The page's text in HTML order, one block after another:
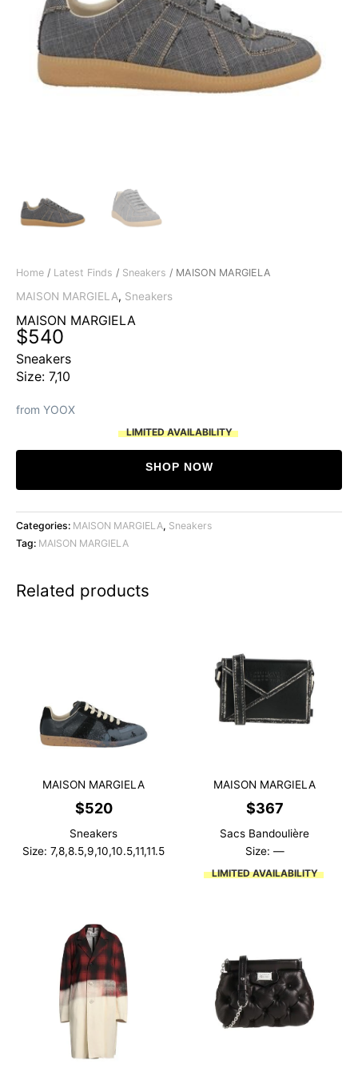
Home / Latest Finds / Sneakers / MAISON MARGIELA
MAISON MARGIELA, Sneakers
MAISON MARGIELA
$540
Sneakers
Size: 7,10
from YOOX
LIMITED AVAILABILITY
SHOP NOW
Categories: MAISON MARGIELA, Sneakers
Tag: MAISON MARGIELA
Related products
MAISON MARGIELA
$520
Sneakers
Size: 7,8,8.5,9,10,10.5,11,11.5
MAISON MARGIELA
$367
Sacs Bandoulière
Size: —
LIMITED AVAILABILITY